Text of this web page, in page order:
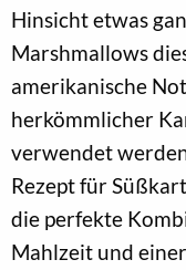
Hinsicht etwas
Marshmallows
amerikanische
herkömmlicher
verwendet
Rezept für
die perfekte
Mahlzeit und